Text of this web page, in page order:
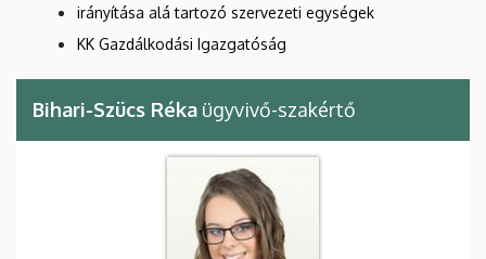
irányítása alá tartozó szervezeti egységek
KK Gazdálkodási Igazgatóság
Bihari-Szücs Réka ügyvivő-szakértő